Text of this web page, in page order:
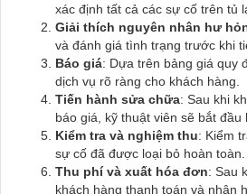
xác định tất cả các sự cố trên tủ
Giải thích nguyên nhân hư
và đánh giá tình trạng trước khi
Báo giá: Dựa trên bảng giá quy
dịch vụ rõ ràng cho khách hàng.
Tiến hành sửa chữa: Sau khi
báo giá, kỹ thuật viên sẽ bắt đầu
Kiểm tra và nghiệm thu: Kiểm
sự cố đã được loại bỏ hoàn toàn.
Thu phí và xuất hóa đơn: Sau
khách hàng thanh toán và nhận